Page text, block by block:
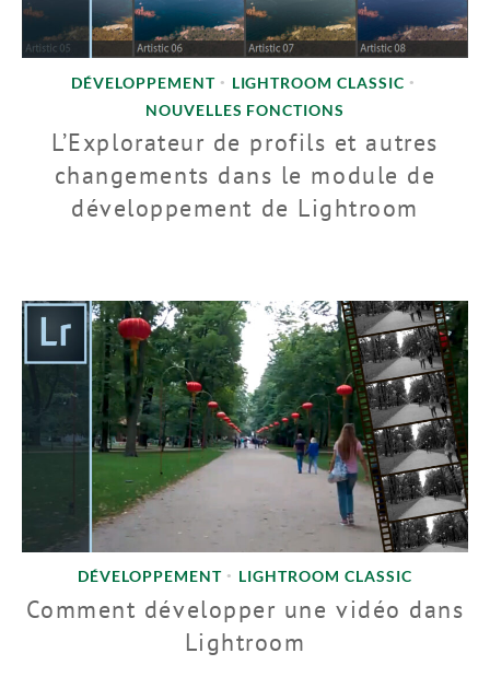
DÉVELOPPEMENT • LIGHTROOM CLASSIC •
NOUVELLES FONCTIONS
L’Explorateur de profils et autres
changements dans le module de
développement de Lightroom
DÉVELOPPEMENT • LIGHTROOM CLASSIC
Comment développer une vidéo dans
Lightroom